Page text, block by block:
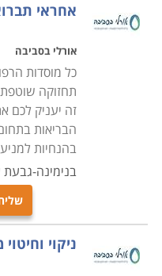
אחראי
אורלי בסביבה
כל מוסדות
תחזוקה
זה יעניק
הבריאות
בהנחיות
בנימינה-
ניקוי